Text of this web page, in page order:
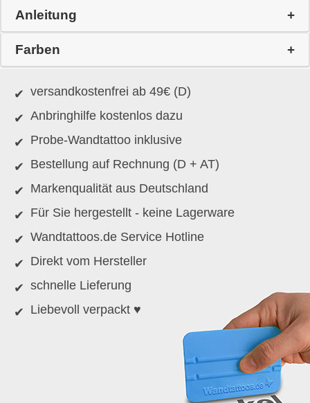
Anleitung
Farben
versandkostenfrei ab 49€ (D)
Anbringhilfe kostenlos dazu
Probe-Wandtattoo inklusive
Bestellung auf Rechnung (D + AT)
Markenqualität aus Deutschland
Für Sie hergestellt - keine Lagerware
Wandtattoos.de Service Hotline
Direkt vom Hersteller
schnelle Lieferung
Liebevoll verpackt ♥